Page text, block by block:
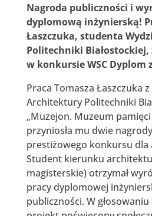
Nagroda publiczności i
dyplomową inżynierską!
Łaszczuka, studenta
Politechniki Białostockiej,
w konkursie WSC Dyplom
Praca Tomasza Łaszczuka z
Architektury Politechniki
„Muzejon. Muzeum
przyniosła mu dwie
prestiżowego konkursu
Student kierunku
magisterskie) otrzymał
pracy dyplomowej
publiczności. W